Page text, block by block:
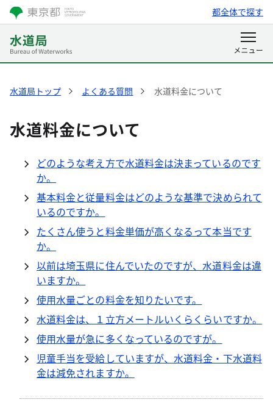
都全体で探す
水道局トップ よくある質問 水道料金について
水道料金について
どのような考え方で水道料金は決まっているのです
か。
基本料金と従量料金はどのような基準で決められて
いるのですか。
たくさん使うと料金単価が高くなるって本当です
か。
以前は埼玉県に住んでいたのですが、水道料金は違
いますか。
使用水量ごとの料金を知りたいです。
水道料金は、１立方メートルいくらくらいですか。
使用水量が急に多くなっているのですが。
児童手当を受給していますが、水道料金・下水道料
金は減免されますか。